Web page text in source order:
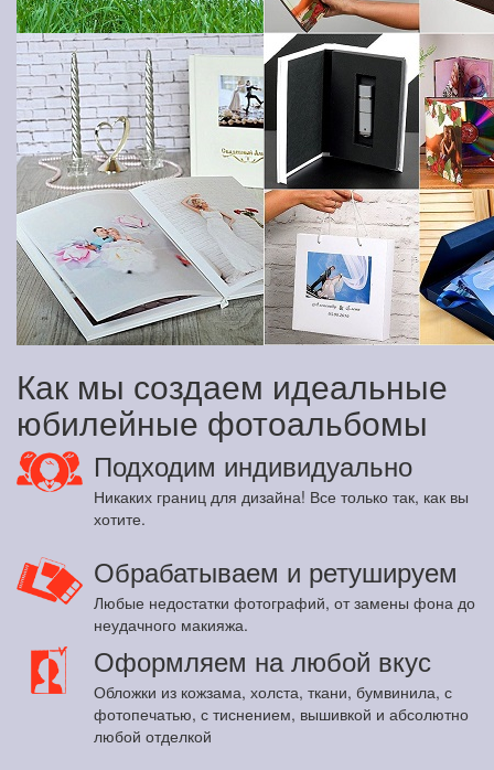
Как мы создаем идеальные
юбилейные фотоальбомы
Подходим индивидуально
Никаких границ для дизайна! Все только так, как вы
хотите.
Обрабатываем и ретушируем
Любые недостатки фотографий, от замены фона до
неудачного макияжа.
Оформляем на любой вкус
Обложки из кожзама, холста, ткани, бумвинила, с
фотопечатью, с тиснением, вышивкой и абсолютно
любой отделкой